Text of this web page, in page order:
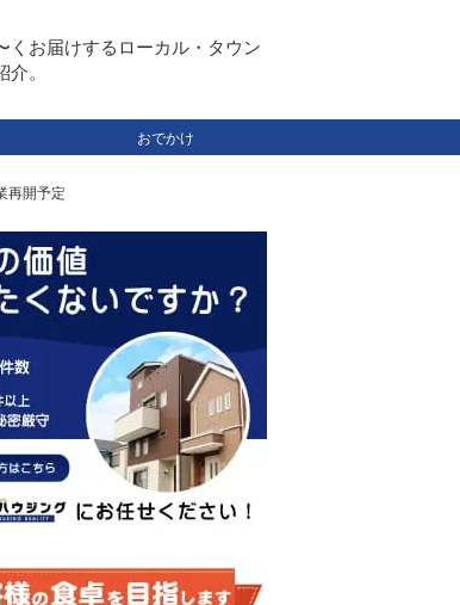
くお届けするローカル・タウン
。
おでかけ
再開予定